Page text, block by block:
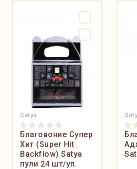
Satya
Благовоние Cупер
Хит (Super Hit
Backflow) Satya
пули 24 шт/уп.